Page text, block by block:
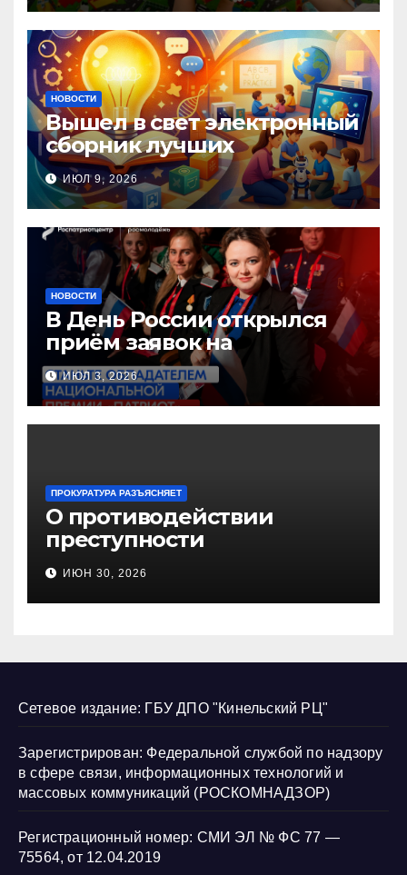
семьи, любви и верности
НОВОСТИ
Вышел в свет электронный
сборник лучших
инновационных практик
педагогов дошкольного
образования!
ИЮЛ 9, 2026
НОВОСТИ
В День России открылся
приём заявок на
Национальную премию
«Патриот»
ИЮЛ 3, 2026
ПРОКУРАТУРА РАЗЪЯСНЯЕТ
О противодействии
преступности
несовершеннолетних и
нарушению их прав
ИЮН 30, 2026
Сетевое издание: ГБУ ДПО "Кинельский РЦ"
Зарегистрирован: Федеральной службой по надзору
в сфере связи, информационных технологий и
массовых коммуникаций (РОСКОМНАДЗОР)
Регистрационный номер: СМИ ЭЛ № ФС 77 —
75564, от 12.04.2019